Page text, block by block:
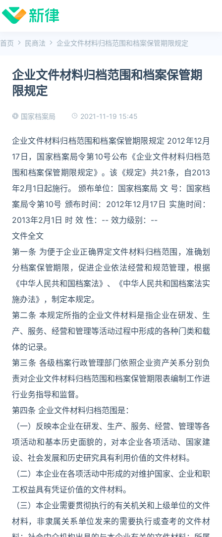
首页 民商法 企业文件材料归档范围和档案保管期限规定
企业文件材料归档范围和档案保管期
限规定
国家档案局 2021-11-19 15:45
企业文件材料归档范围和档案保管期限规定 2012年12月
17日，国家档案局令第10号公布《企业文件材料归档范
围和档案保管期限规定》。该《规定》共21条，自2013
年2月1日起施行。 颁布单位：国家档案局 文 号：国家档
案局令第10号 颁布时间：2012年12月17日 实施时间：
2013年2月1日 时 效 性：-- 效力级别：--
文件全文
第一条 为便于企业正确界定文件材料归档范围，准确划
分档案保管期限，促进企业依法经营和规范管理，根据
《中华人民共和国档案法》、《中华人民共和国档案法实
施办法》，制定本规定。
第二条 本规定所指的企业文件材料是指企业在研发、生
产、服务、经营和管理等活动过程中形成的各种门类和载
体的记录。
第三条 各级档案行政管理部门依照企业资产关系分别负
责对企业文件材料归档范围和档案保管期限表编制工作进
行业务指导和监督。
第四条 企业文件材料归档范围是：
（一）反映本企业在研发、生产、服务、经营、管理等各
项活动和基本历史面貌的，对本企业各项活动、国家建
设、社会发展和历史研究具有利用价值的文件材料。
（二）本企业在各项活动中形成的对维护国家、企业和职
工权益具有凭证价值的文件材料。
（三）本企业需要贯彻执行的有关机关和上级单位的文件
材料，非隶属关系单位发来的需要执行或查考的文件材